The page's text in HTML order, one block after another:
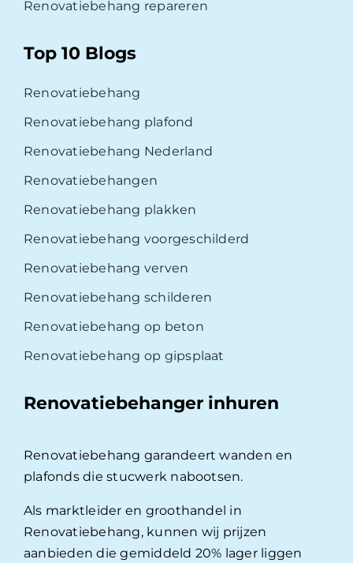
Renovatiebehang repareren
Top 10 Blogs
Renovatiebehang
Renovatiebehang plafond
Renovatiebehang Nederland
Renovatiebehangen
Renovatiebehang plakken
Renovatiebehang voorgeschilderd
Renovatiebehang verven
Renovatiebehang schilderen
Renovatiebehang op beton
Renovatiebehang op gipsplaat
Renovatiebehanger inhuren
Renovatiebehang garandeert wanden en
plafonds die stucwerk nabootsen.
Als marktleider en groothandel in
Renovatiebehang, kunnen wij prijzen
aanbieden die gemiddeld 20% lager liggen